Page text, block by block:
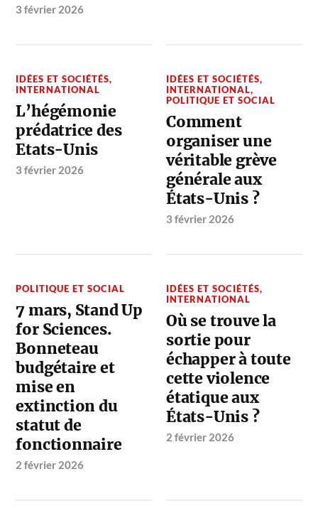
3 février 2026
IDÉES ET SOCIÉTÉS,
INTERNATIONAL
L’hégémonie
prédatrice des
Etats-Unis
3 février 2026
IDÉES ET SOCIÉTÉS,
INTERNATIONAL,
POLITIQUE ET SOCIAL
Comment
organiser une
véritable grève
générale aux
États-Unis ?
3 février 2026
POLITIQUE ET SOCIAL
7 mars, Stand Up
for Sciences.
Bonneteau
budgétaire et
mise en
extinction du
statut de
fonctionnaire
2 février 2026
IDÉES ET SOCIÉTÉS,
INTERNATIONAL
Où se trouve la
sortie pour
échapper à toute
cette violence
étatique aux
États-Unis ?
2 février 2026